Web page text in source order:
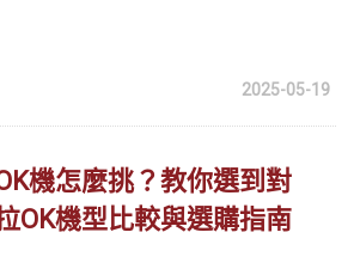
2025-05-19
機怎麼挑？教你選到對
OK機型比較與選購指南